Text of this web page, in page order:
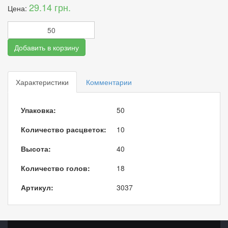
Цена: 29.14 грн.
Добавить в корзину
Характеристики Комментарии
Упаковка:
50
Количество расцветок:
10
Высота:
40
Количество голов:
18
Артикул:
3037